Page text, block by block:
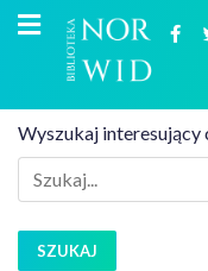
Wyszukaj interesujący
SZUKAJ